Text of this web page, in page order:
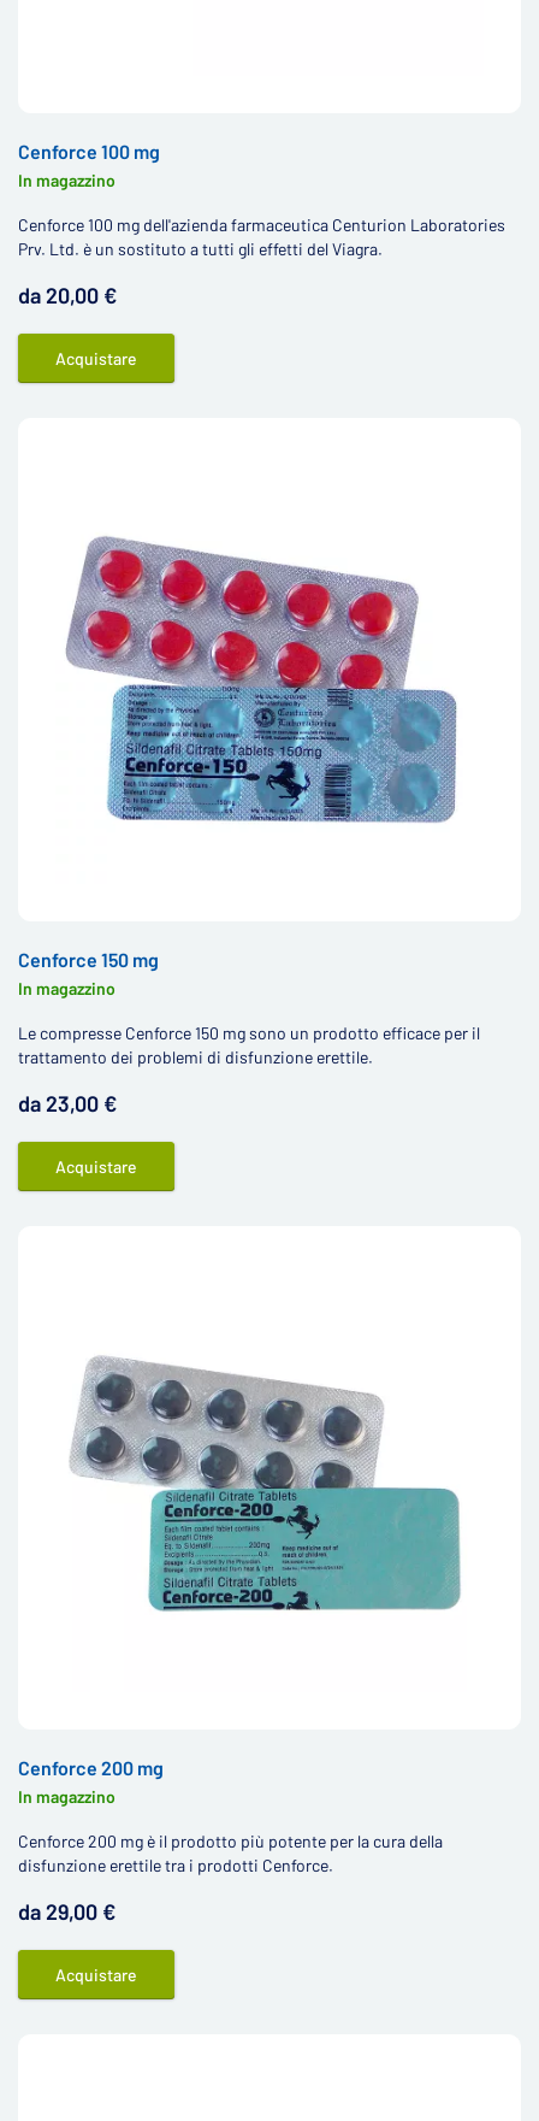
Cenforce 100 mg
In magazzino
Cenforce 100 mg dell'azienda farmaceutica Centurion Laboratories
Prv. Ltd. è un sostituto a tutti gli effetti del Viagra.
da 20,00 €
Acquistare
Cenforce 150 mg
In magazzino
Le compresse Cenforce 150 mg sono un prodotto efficace per il
trattamento dei problemi di disfunzione erettile.
da 23,00 €
Acquistare
Cenforce 200 mg
In magazzino
Cenforce 200 mg è il prodotto più potente per la cura della
disfunzione erettile tra i prodotti Cenforce.
da 29,00 €
Acquistare